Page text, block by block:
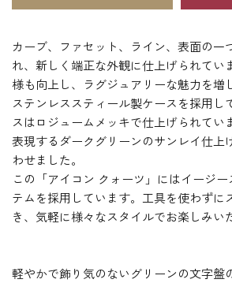
カーブ、ファセット、ライン、表面の一
れ、新しく端正な外観に仕上げられてい
様も向上し、ラグジュアリーな魅力を増
ステンレススティール製ケースを採用し
スはロジュームメッキで仕上げられてい
表現するダークグリーンのサンレイ仕上
わせました。
この「アイコン クォーツ」にはイージ
テムを採用しています。工具を使わずに
き、気軽に様々なスタイルでお楽しみい
軽やかで飾り気のないグリーンの文字盤